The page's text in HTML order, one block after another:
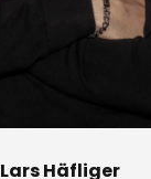
Lars Häfliger